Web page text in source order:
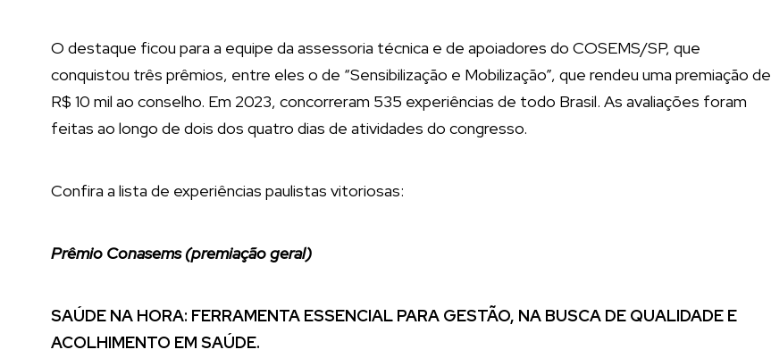
O destaque ficou para a equipe da assessoria técnica e de apoiadores do COSEMS/SP, que
conquistou três prêmios, entre eles o de “Sensibilização e Mobilização”, que rendeu uma premiação de
R$ 10 mil ao conselho. Em 2023, concorreram 535 experiências de todo Brasil. As avaliações foram
feitas ao longo de dois dos quatro dias de atividades do congresso.
Confira a lista de experiências paulistas vitoriosas:
Prêmio Conasems (premiação geral)
SAÚDE NA HORA: FERRAMENTA ESSENCIAL PARA GESTÃO, NA BUSCA DE QUALIDADE E
ACOLHIMENTO EM SAÚDE.